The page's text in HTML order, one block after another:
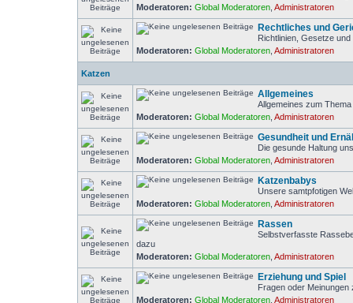
Moderatoren: Global Moderatoren Administratoren
Rechtliches und
Richtlinien, Gesetze
Moderatoren: Global Moderatoren Administratoren
Katzen
Allgemeines
Allgemeines zum
Moderatoren: Global Moderatoren Administratoren
Gesundheit und
Die gesunde Haltung
Moderatoren: Global Moderatoren Administratoren
Katzenbabys
Unsere samtpfotigen
Moderatoren: Global Moderatoren Administratoren
Rassen
Selbstverfasste
dazu
Moderatoren: Global Moderatoren Administratoren
Erziehung und Spiel
Fragen oder Meinungen
Moderatoren: Global Moderatoren Administratoren